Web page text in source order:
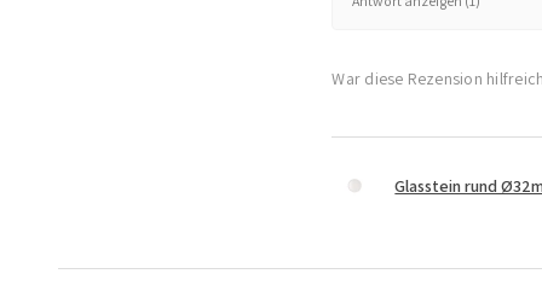
War diese Rezension
Glasstein rund